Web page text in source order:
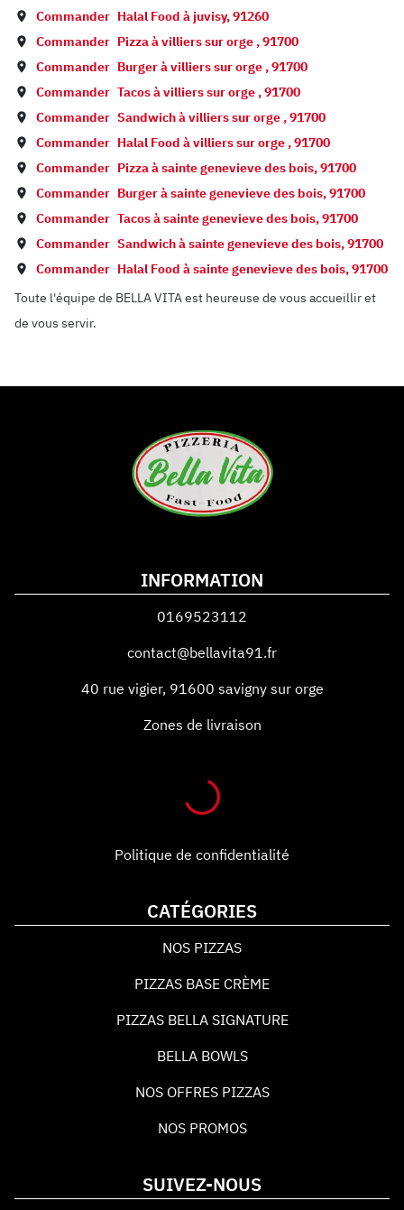
Commander Halal Food àjuvisy,91260
Commander Pizza àvilliers sur orge ,91700
Commander Burger àvilliers sur orge ,91700
Commander Tacos àvilliers sur orge ,91700
Commander Sandwich àvilliers sur orge ,91700
Commander Halal Food àvilliers sur orge ,91700
Commander Pizza àsainte genevieve des bois,91700
Commander Burger àsainte genevieve des bois,91700
Commander Tacos àsainte genevieve des bois,91700
Commander Sandwich àsainte genevieve des bois,91700
Commander Halal Food àsainte genevieve des bois,91700
Toute l'équipe de BELLA VITA est heureuse de vous accueillir et
de vous servir.
INFORMATION
0169523112
contact@bellavita91.fr
40 rue vigier, 91600 savigny sur orge
Zones de livraison
Politique de confidentialité
CATÉGORIES
NOS PIZZAS
PIZZAS BASE CRÈME
PIZZAS BELLA SIGNATURE
BELLA BOWLS
NOS OFFRES PIZZAS
NOS PROMOS
SUIVEZ-NOUS